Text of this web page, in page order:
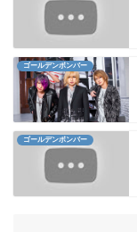
ゴールデンボンバー
ゴールデンボンバー